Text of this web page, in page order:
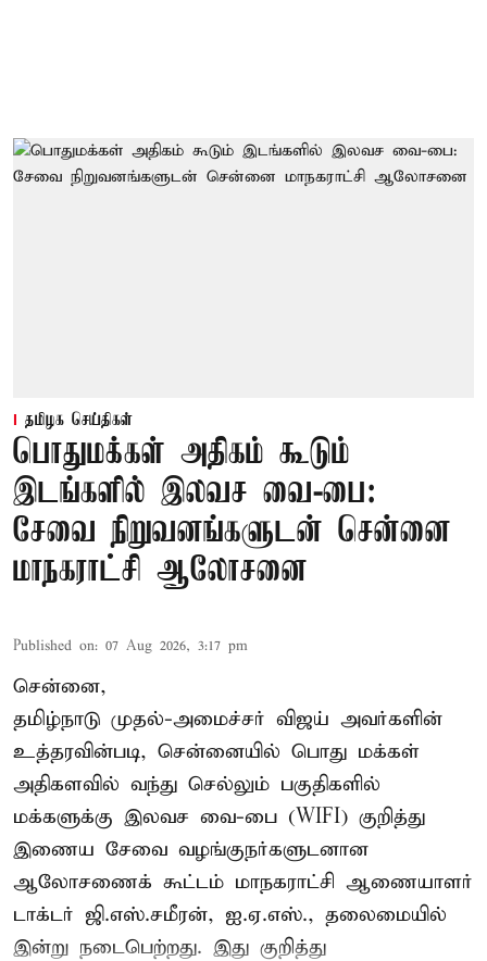
தமிழக செய்திகள்
பொதுமக்கள் அதிகம் கூடும்
இடங்களில் இலவச வை-பை:
சேவை நிறுவனங்களுடன் சென்னை
மாநகராட்சி ஆலோசனை
Published on: 07 Aug 2026, 3:17 pm
சென்னை,
தமிழ்நாடு முதல்-அமைச்சர் விஜய் அவர்களின்
உத்தரவின்படி, சென்னையில் பொது மக்கள்
அதிகளவில் வந்து செல்லும் பகுதிகளில்
மக்களுக்கு இலவச வை-பை (WIFI) குறித்து
இணைய சேவை வழங்குநர்களுடனான
ஆலோசணைக் கூட்டம் மாநகராட்சி ஆணையாளர்
டாக்டர் ஜி.எஸ்.சமீரன், ஐ.ஏ.எஸ்., தலைமையில்
இன்று நடைபெற்றது. இது குறித்து